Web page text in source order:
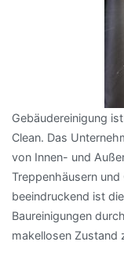
Gebäudereinigung
Clean. Das
von Innen- und
Treppenhäusern
beeindruckend ist
Baureinigungen
makellosen Zustand